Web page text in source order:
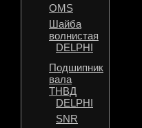
OMS
Шайба
волнистая
DELPHI
Подшипник
вала
ТНВД
DELPHI
SNR